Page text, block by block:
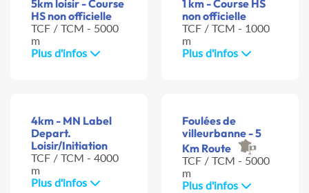
5km loisir - Course
HS non officielle
TCF / TCM - 5000
m
Plus d'infos
1 km - Course HS
non officielle
TCF / TCM - 1000
m
Plus d'infos
4km - MN Label
Depart.
Loisir/Initiation
TCF / TCM - 4000
m
Plus d'infos
Foulées de
villeurbanne - 5
Km Route
TCF / TCM - 5000
m
Plus d'infos